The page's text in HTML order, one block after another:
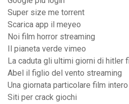
Super size me torrent
Scarica app il meyeo
Noi film horror streaming
Il pianeta verde vimeo
La caduta gli ultimi giorni di hitler
Abel il figlio del vento streaming
Una giornata particolare film intero
Siti per crack giochi